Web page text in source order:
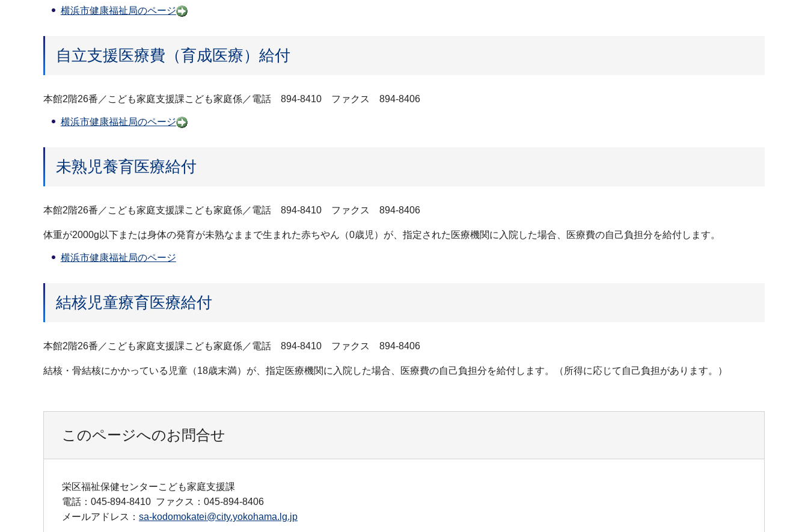
横浜市健康福祉局のページ
自立支援医療費（育成医療）給付
本館2階26番／こども家庭支援課こども家庭係／電話 894-8410 ファクス 894-8406
横浜市健康福祉局のページ
未熟児養育医療給付
本館2階26番／こども家庭支援課こども家庭係／電話 894-8410 ファクス 894-8406
体重が2000g以下または身体の発育が未熟なままで生まれた赤ちやん（0歳児）が、指定された医療機関に入院した場合、医療費の自己負担分を給付します。
横浜市健康福祉局のページ
結核児童療育医療給付
本館2階26番／こども家庭支援課こども家庭係／電話 894-8410 ファクス 894-8406
結核・骨結核にかかっている児童（18歳末満）が、指定医療機関に入院した場合、医療費の自己負担分を給付します。（所得に応じて自己負担があります。）
このページへのお問合せ
栄区福祉保健センターこども家庭支援課
電話：045-894-8410 ファクス：045-894-8406
メールアドレス： sa-kodomokatei@city.yokohama.lg.jp